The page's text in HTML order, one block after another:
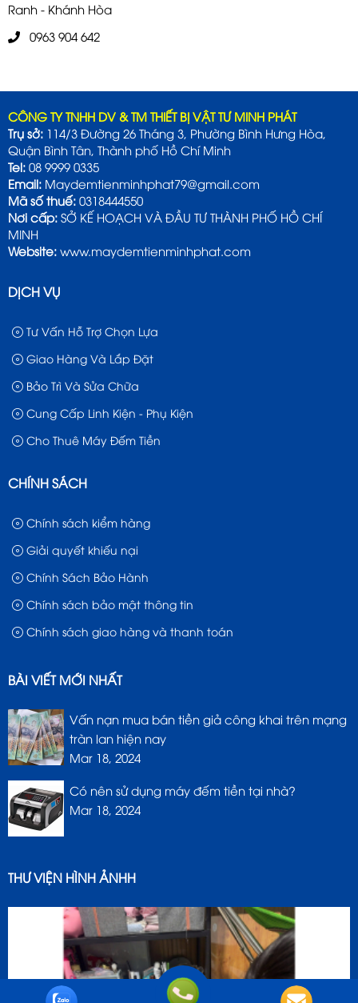
Ranh - Khánh Hòa
0963 904 642
CÔNG TY TNHH DV & TM THIẾT BỊ VẬT TƯ MINH PHÁT
Trụ sở: 114/3 Đường 26 Tháng 3, Phường Bình Hưng Hòa,
Quận Bình Tân, Thành phố Hồ Chí Minh
Tel: 08 9999 0335
Email: Maydemtienminhphat79@gmail.com
Mã số thuế: 0318444550
Nơi cấp: SỞ KẾ HOẠCH VÀ ĐẦU TƯ THÀNH PHỐ HỒ CHÍ
MINH
Website: www.maydemtienminhphat.com
DỊCH VỤ
Tư Vấn Hỗ Trợ Chọn Lựa
Giao Hàng Và Lắp Đặt
Bảo Trì Và Sửa Chữa
Cung Cấp Linh Kiện - Phụ Kiện
Cho Thuê Máy Đếm Tiền
CHÍNH SÁCH
Chính sách kiểm hàng
Giải quyết khiếu nại
Chính Sách Bảo Hành
Chính sách bảo mật thông tin
Chính sách giao hàng và thanh toán
BÀI VIẾT MỚI NHẤT
Vấn nạn mua bán tiền giả công khai trên mạng
tràn lan hiện nay
Mar 18, 2024
Có nên sử dụng máy đếm tiền tại nhà?
Mar 18, 2024
THƯ VIỆN HÌNH ẢNHH